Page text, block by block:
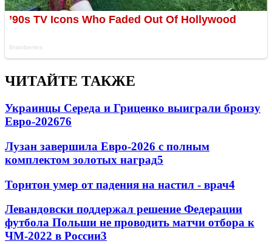
ЧИТАЙТЕ ТАКЖЕ
Украинцы Середа и Гриценко выиграли бронзу
Евро-202676
Лузан завершила Евро-2026 с полным
комплектом золотых наград5
Торнтон умер от падения на настил - врач4
Левандовски поддержал решение Федерации
футбола Польши не проводить матчи отбора к
ЧМ-2022 в России3